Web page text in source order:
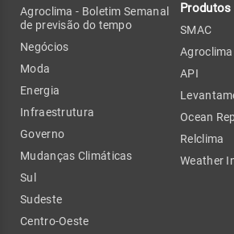
Agroclima - Boletim Semanal
de previsão do tempo
Negócios
Moda
Energia
Infraestrutura
Governo
Mudanças Climáticas
Sul
Sudeste
Centro-Oeste
Produtos
SMAC
Agroclima
API
Ocean
Relclima
Weather